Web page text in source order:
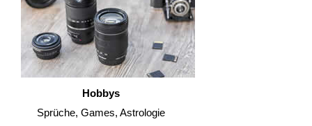
Hobbys
Sprüche, Games, Astrologie